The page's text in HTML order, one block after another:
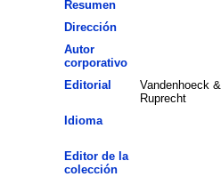
Resumen
Dirección
Autor
corporativo
Editorial
Vandenhoeck &
Ruprecht
Idioma
Editor de la
colección